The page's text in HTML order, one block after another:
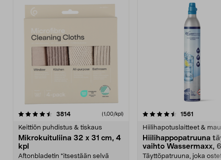
3814arvostelut (1,00/kpl)
Keittiön puhdistus & tiskaus
Mikrokuituliina 32 x 31 cm, 4
kpl
Aftonbladetin "itsestään selvä
4.5viidestä
1561
Hiilihapotuslaitteet &
Hiilihappopatruuna
vaihto Wassermaxx,
Täyttöpatruuna, joka
4.5viidestä